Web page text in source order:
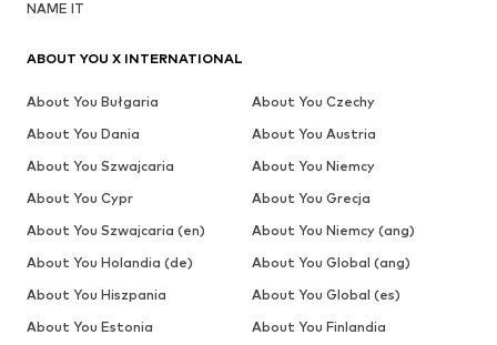
NAME IT
ABOUT YOU X INTERNATIONAL
About You Bułgaria
About You Czechy
About You Dania
About You Austria
About You Szwajcaria
About You Niemcy
About You Cypr
About You Grecja
About You Szwajcaria (en)
About You Niemcy (ang)
About You Holandia (de)
About You Global (ang)
About You Hiszpania
About You Global (es)
About You Estonia
About You Finlandia